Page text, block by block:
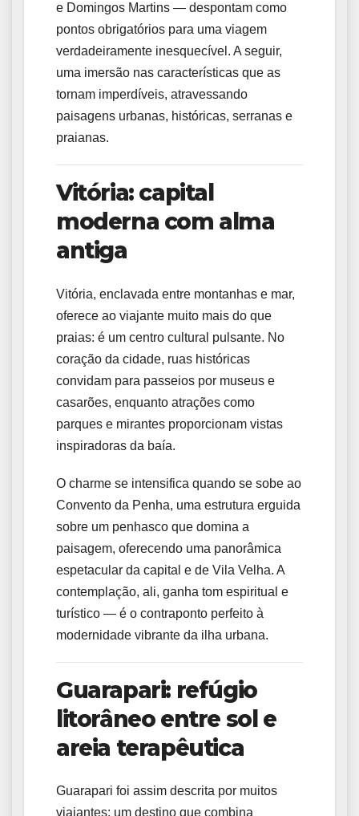
e Domingos Martins — despontam como
pontos obrigatórios para uma viagem
verdadeiramente inesquecível. A seguir,
uma imersão nas características que as
tornam imperdíveis, atravessando
paisagens urbanas, históricas, serranas e
praianas.
Vitória: capital
moderna com alma
antiga
Vitória, enclavada entre montanhas e mar,
oferece ao viajante muito mais do que
praias: é um centro cultural pulsante. No
coração da cidade, ruas históricas
convidam para passeios por museus e
casarões, enquanto atrações como
parques e mirantes proporcionam vistas
inspiradoras da baía.
O charme se intensifica quando se sobe ao
Convento da Penha, uma estrutura erguida
sobre um penhasco que domina a
paisagem, oferecendo uma panorâmica
espetacular da capital e de Vila Velha. A
contemplação, ali, ganha tom espiritual e
turístico — é o contraponto perfeito à
modernidade vibrante da ilha urbana.
Guarapari: refúgio
litorâneo entre sol e
areia terapêutica
Guarapari foi assim descrita por muitos
viajantes: um destino que combina